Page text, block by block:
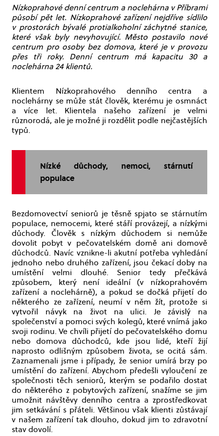
Nízkoprahové denní centrum a noclehárna v Příbrami
působí pět let. Nízkoprahové zařízení nejdříve sídlilo
v prostorách bývalé protialkoholní záchytné stanice,
které však byly nevyhovující. Město postavilo nové
centrum pro osoby bez domova, které je v provozu
přes tři roky. Denní centrum má kapacitu 30 a
noclehárna 24 klientů.
Klientem Nízkoprahového denního centra a
noclehárny se může stát člověk, kterému je osmnáct
a více let. Klientela našeho zařízení je velmi
různorodá, ale je možné ji rozdělit podle nejčastějších
typů.
Nízké důchody, nemoci, stárnutí
populace
Bezdomovectví seniorů je těsně spjato se stárnutím
populace, nemocemi, které stáří provázejí, a nízkými
důchody. Člověk s nízkým důchodem si nemůže
dovolit pobyt v pečovatelském domě ani domově
důchodců. Navíc vznikne-li akutní potřeba vyhledání
jednoho nebo druhého zařízení, jsou čekací doby na
umístění velmi dlouhé. Senior tedy přečkává
způsobem, který není ideální (v nízkoprahovém
zařízení a noclehárně), a pokud se dočká přijetí do
některého ze zařízení, neumí v něm žít, protože si
vytvořil návyk na život na ulici. Je závislý na
společenství a pomoci svých kolegů, které vnímá jako
svoji rodinu. Ve chvíli přijetí do pečovatelského domu
nebo domova důchodců, kde jsou lidé, kteří žijí
naprosto odlišným způsobem života, se ocitá sám.
Zaznamenali jsme i případy, že senior umírá brzy po
umístění do zařízení. Abychom předešli vyloučení ze
společnosti těch seniorů, kterým se podařilo dostat
do některého z pobytových zařízení, snažíme se jim
umožnit návštěvy denního centra a zprostředkovat
jim setkávání s přáteli. Většinou však klienti zůstávají
v našem zařízení tak dlouho, dokud jim to zdravotní
stav dovolí.